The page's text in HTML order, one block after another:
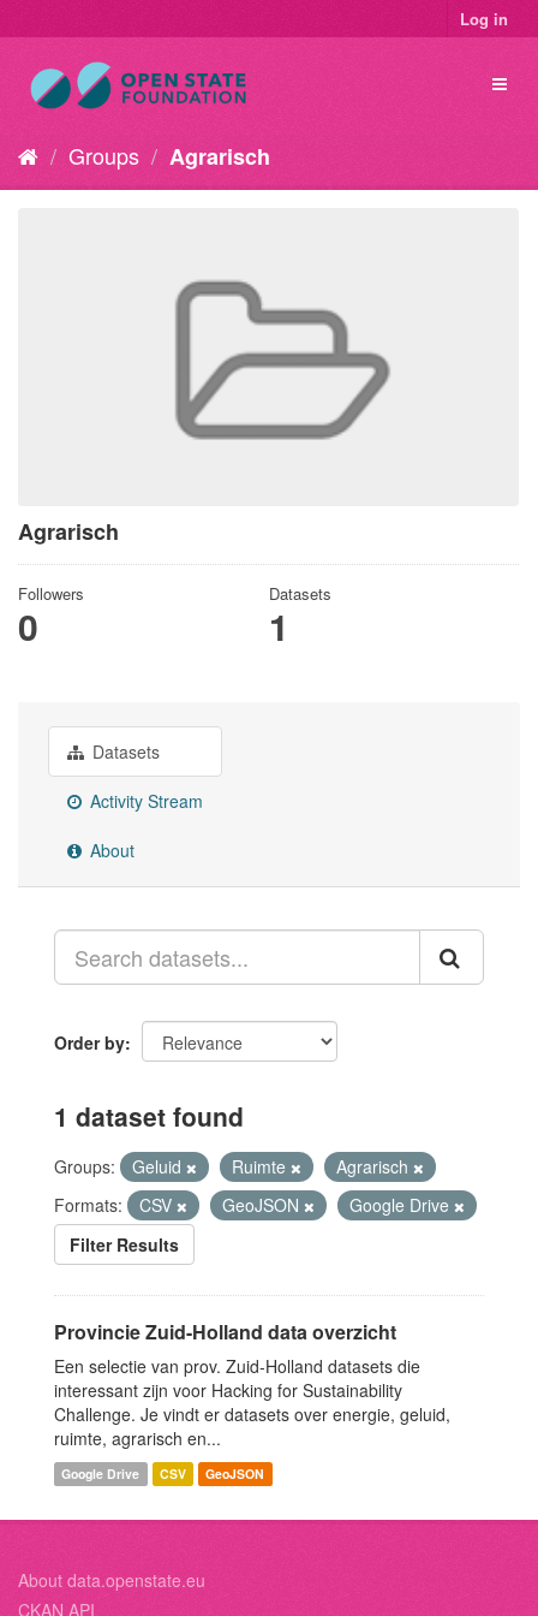
Log in
Groups Agrarisch
Agrarisch
Followers
0
Datasets
1
Datasets
Activity Stream
About
Order by
1 dataset found
Groups: Geluid Ruimte
Agrarisch
Formats:
CSV GeoJSON
Google Drive
Filter Results
Provincie Zuid-Holland data overzicht
Een selectie van prov. Zuid-Holland datasets die
interessant zijn voor Hacking for Sustainability
Challenge. Je vindt er datasets over energie, geluid,
ruimte, agrarisch en...
Google Drive CSV GeoJSON
About data.openstate.eu
CKAN API